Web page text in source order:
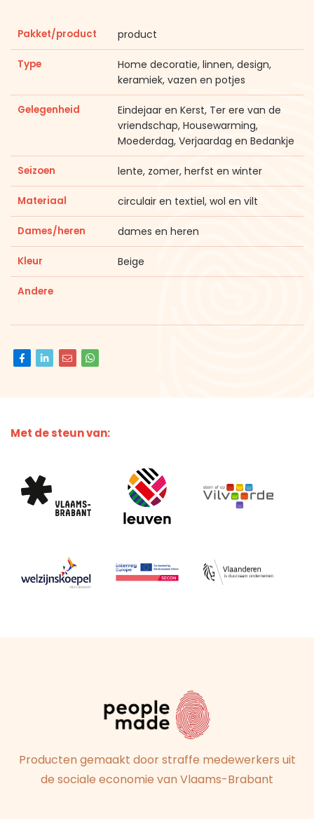
Pakket/product product
Type
Home decoratie, linnen, design,
keramiek, vazen en potjes
Gelegenheid
Eindejaar en Kerst, Ter ere van de
vriendschap, Housewarming,
Moederdag, Verjaardag en Bedankje
Seizoen lente, zomer, herfst en winter
Materiaal circulair en textiel, wol en vilt
Dames/heren dames en heren
Kleur Beige
Andere
Met de steun van:
Producten gemaakt door straffe medewerkers uit
de sociale economie van Vlaams-Brabant